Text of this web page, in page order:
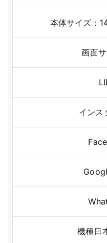
本体サイズ：
画面
インス
機種日